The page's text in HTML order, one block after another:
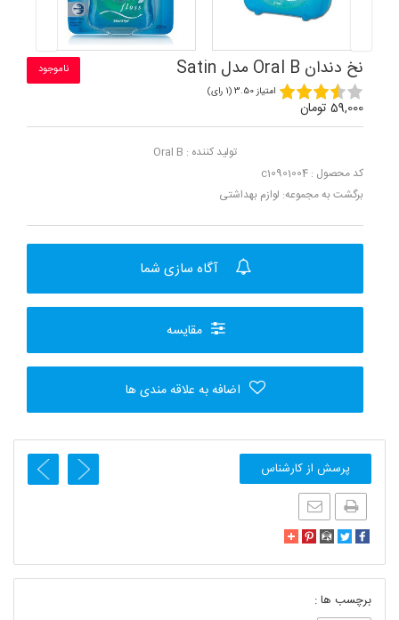
نخ دندان Oral B مدل Satin ناموجود
امتیاز 3.50 (1 رای)
59,000 تومان
تولید کننده : Oral B
کد محصول : c10901004
برگشت به مجموعه: لوازم بهداشتی
آگاه سازی شما
مقایسه
اضافه به علاقه مندی ها
پرسش از کارشناس
برچسب ها :